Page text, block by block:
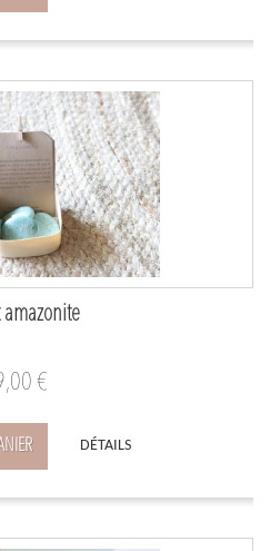
amazonite
€
DÉTAILS